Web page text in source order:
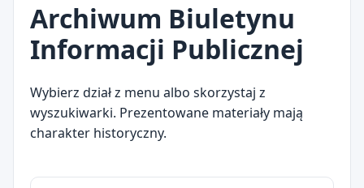
Archiwum Biuletynu
Informacji Publicznej
Wybierz dział z menu albo skorzystaj z
wyszukiwarki. Prezentowane materiały mają
charakter historyczny.